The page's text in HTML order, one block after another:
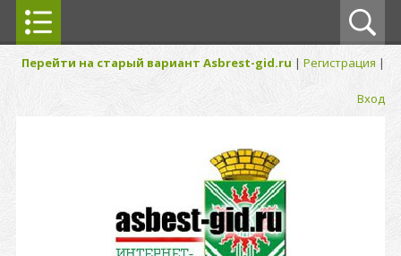
Перейти на старый вариант Asbrest-gid.ru | Регистрация |
Вход